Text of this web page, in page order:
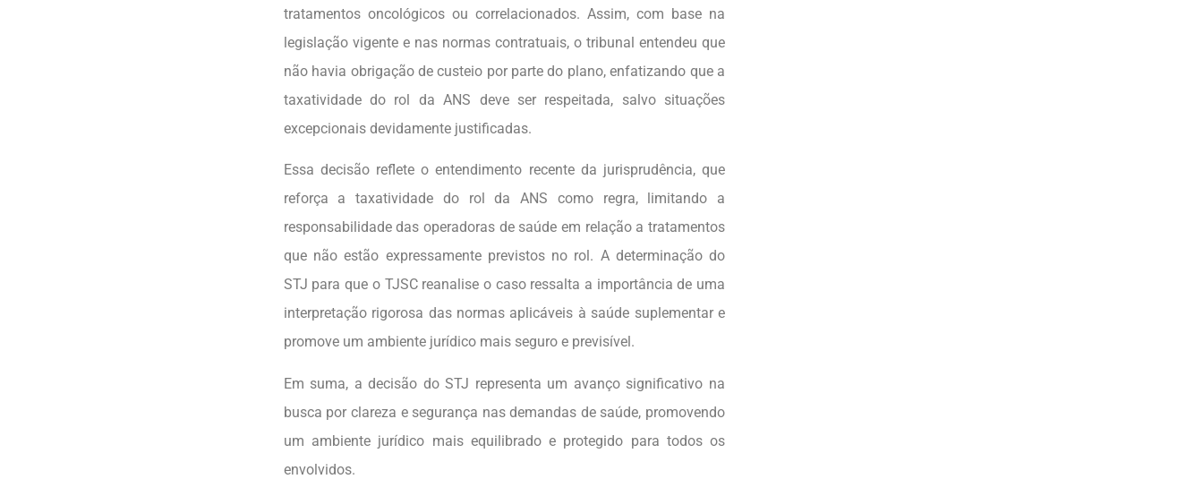
tratamentos oncológicos ou correlacionados. Assim, com base na
legislação vigente e nas normas contratuais, o tribunal entendeu que
não havia obrigação de custeio por parte do plano, enfatizando que a
taxatividade do rol da ANS deve ser respeitada, salvo situações
excepcionais devidamente justificadas.
Essa decisão reflete o entendimento recente da jurisprudência, que
reforça a taxatividade do rol da ANS como regra, limitando a
responsabilidade das operadoras de saúde em relação a tratamentos
que não estão expressamente previstos no rol. A determinação do
STJ para que o TJSC reanalise o caso ressalta a importância de uma
interpretação rigorosa das normas aplicáveis à saúde suplementar e
promove um ambiente jurídico mais seguro e previsível.
Em suma, a decisão do STJ representa um avanço significativo na
busca por clareza e segurança nas demandas de saúde, promovendo
um ambiente jurídico mais equilibrado e protegido para todos os
envolvidos.